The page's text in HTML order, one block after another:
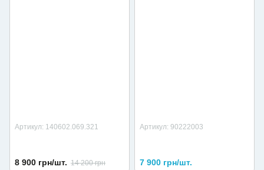
Артикул: 140602.069.321
8 900 грн/шт. 14 200 грн
Артикул: 90222003
7 900 грн/шт.